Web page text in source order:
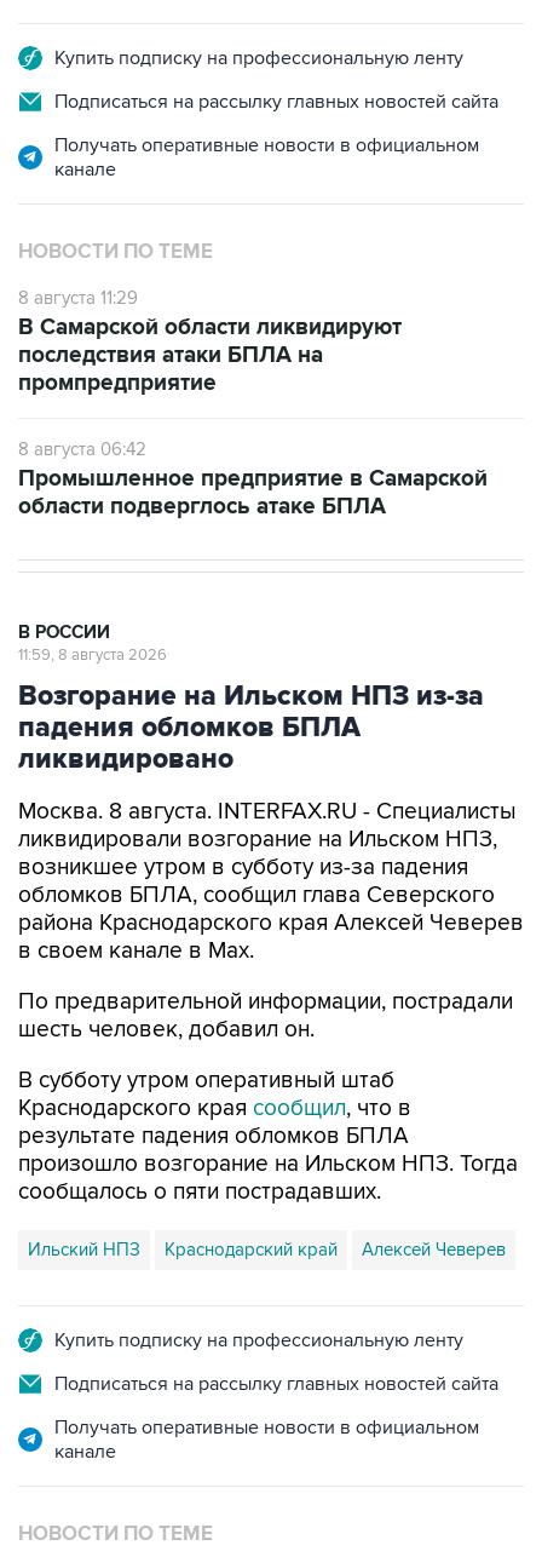
Купить подписку на профессиональную ленту
Подписаться на рассылку главных новостей сайта
Получать оперативные новости в официальном
канале
НОВОСТИ ПО ТЕМЕ
8 августа 11:29
В Самарской области ликвидируют
последствия атаки БПЛА на
промпредприятие
8 августа 06:42
Промышленное предприятие в Самарской
области подверглось атаке БПЛА
В РОССИИ
11:59, 8 августа 2026
Возгорание на Ильском НПЗ из-за
падения обломков БПЛА
ликвидировано
Москва. 8 августа. INTERFAX.RU - Специалисты
ликвидировали возгорание на Ильском НПЗ,
возникшее утром в субботу из-за падения
обломков БПЛА, сообщил глава Северского
района Краснодарского края Алексей Чеверев
в своем канале в Max.
По предварительной информации, пострадали
шесть человек, добавил он.
В субботу утром оперативный штаб
Краснодарского края сообщил, что в
результате падения обломков БПЛА
произошло возгорание на Ильском НПЗ. Тогда
сообщалось о пяти пострадавших.
Ильский НПЗ Краснодарский край Алексей Чеверев
Купить подписку на профессиональную ленту
Подписаться на рассылку главных новостей сайта
Получать оперативные новости в официальном
канале
НОВОСТИ ПО ТЕМЕ